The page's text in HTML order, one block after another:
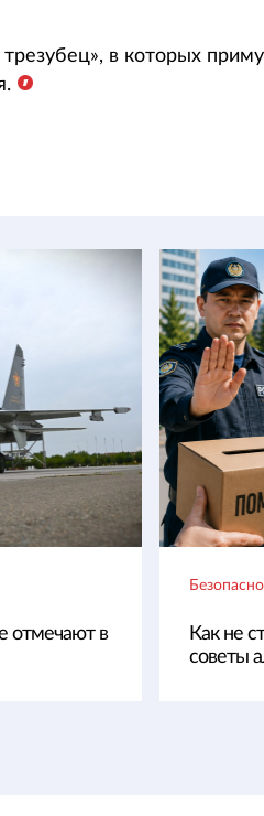
в которых
отмечают в
Как не
советы